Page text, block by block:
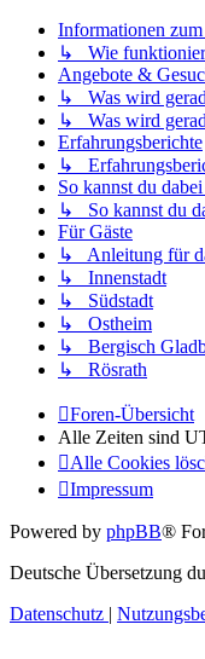
Informationen
↳ Wie
Angebote &
↳ Was wird
↳ Was wird
Erfahrungsberichte
↳
So kannst du
↳ So kannst du
Für Gäste
↳ Anleitung für
↳ Innenstadt
↳ Südstadt
↳ Ostheim
↳ Bergisch
↳ Rösrath
Foren-Übersicht
Alle Zeiten sind
Alle Cookies
Impressum
Powered by phpBB®
Deutsche Übersetzung
Datenschutz |